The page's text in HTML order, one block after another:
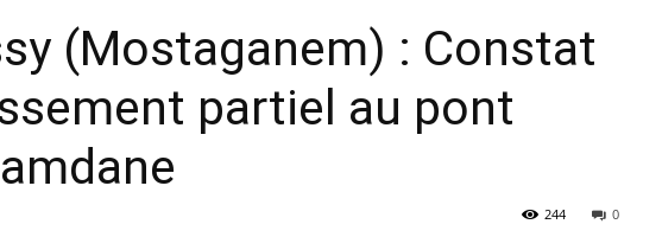
(Mostaganem) : Constat
partiel au pont
0
244